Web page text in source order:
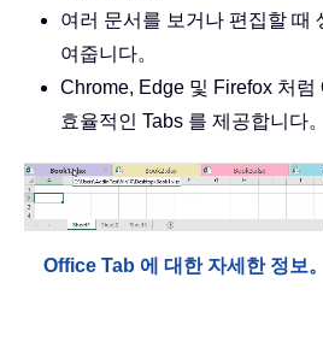
여러 문서를 보거나 편집할 때
여줍니다。
Chrome, Edge 및 Firefox 처럼
효율적인 Tabs 를 제공합니다。
Office Tab 에 대한 자세한 정보。